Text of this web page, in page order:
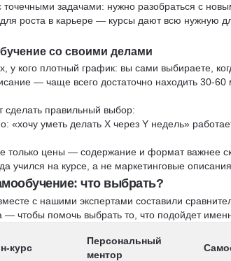
задачами: нужно разобраться с
роста в карьере — курсы дают всю нужную
со своими делами
кого плотный график: вы сами выбираете,
— чаще всего достаточно находить 30-60
сделать правильный выбор:
«хочу уметь делать X через Y недель»
только цены — содержание и формат важнее
учился на курсе, а не маркетинговые описания.
что выбрать?
с нашими экспертами составили
чтобы помочь выбрать то, что подойдет
курс
Персональный
ментор